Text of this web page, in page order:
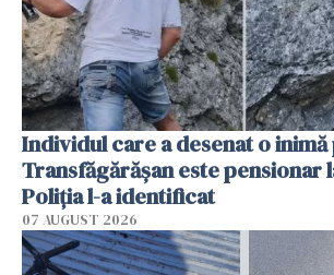
Individul care a desenat o inimă
Transfăgărășan este pensionar
Poliția l-a identificat
07 AUGUST 2026